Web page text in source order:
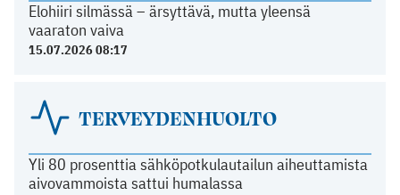
Elohiiri silmässä – ärsyttävä, mutta yleensä
vaaraton vaiva
15.07.2026 08:17
TERVEYDENHUOLTO
Yli 80 prosenttia sähköpotkulautailun aiheuttamista
aivovammoista sattui humalassa